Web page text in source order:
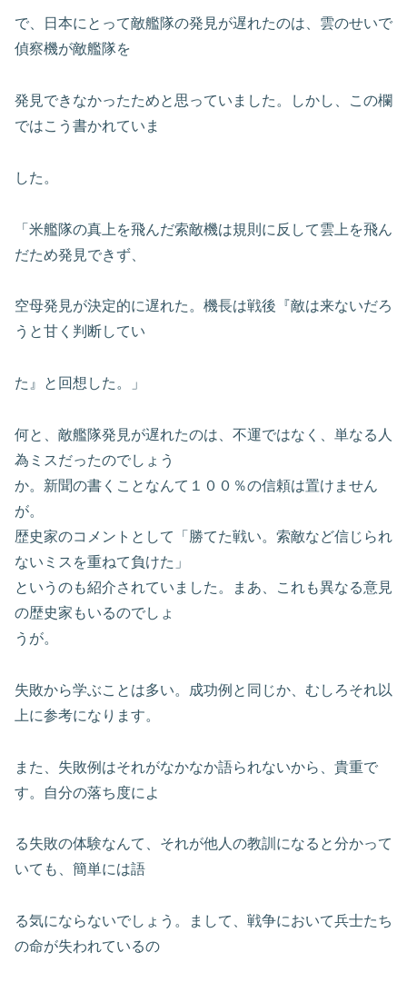
で、日本にとって敵艦隊の発見が遅れたのは、雲のせいで
偵察機が敵艦隊を
発見できなかったためと思っていました。しかし、この欄
ではこう書かれていま
した。
「米艦隊の真上を飛んだ索敵機は規則に反して雲上を飛ん
だため発見できず、
空母発見が決定的に遅れた。機長は戦後『敵は来ないだろ
うと甘く判断してい
た』と回想した。」
何と、敵艦隊発見が遅れたのは、不運ではなく、単なる人
為ミスだったのでしょう
か。新聞の書くことなんて１００％の信頼は置けません
が。
歴史家のコメントとして「勝てた戦い。索敵など信じられ
ないミスを重ねて負けた」
というのも紹介されていました。まあ、これも異なる意見
の歴史家もいるのでしょ
うが。
失敗から学ぶことは多い。成功例と同じか、むしろそれ以
上に参考になります。
また、失敗例はそれがなかなか語られないから、貴重で
す。自分の落ち度によ
る失敗の体験なんて、それが他人の教訓になると分かって
いても、簡単には語
る気にならないでしょう。まして、戦争において兵士たち
の命が失われているの